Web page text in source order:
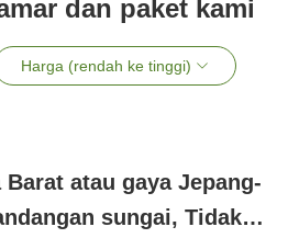
dan paket kami
Harga (rendah ke tinggi)
Barat atau gaya Jepang-
sungai, Tidak